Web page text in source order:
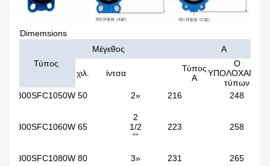
*Dimemsions
Τύπος
Μέγεθος
Α
χιλ.
ίντσα
Τύπος
Α
Ο
ΥΠΟΛΟΧΑΓΟΣ
τύπων
300SFC1050W 50 2» 216 248
300SFC1060W 65
2
1/2
““
223 258
300SFC1080W 80 3» 231 265